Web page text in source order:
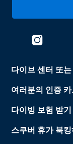
다이브 센터 또
여러분의 인증
다이빙 보험 받기
스쿠버 휴가 북